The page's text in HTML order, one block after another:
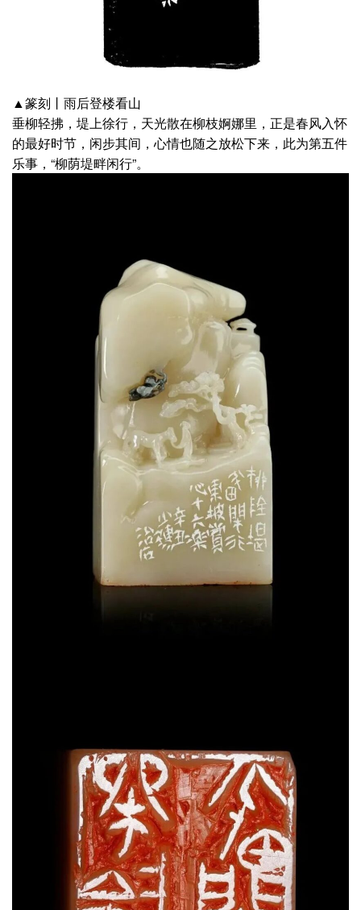
▲篆刻丨雨后登楼看山
垂柳轻拂，堤上徐行，天光散在柳枝婀娜里，正是春风入怀
的最好时节，闲步其间，心情也随之放松下来，此为第五件
乐事，“柳荫堤畔闲行”。